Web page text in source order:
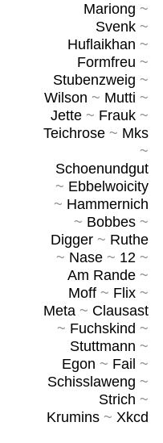
Mariong ~
Svenk~
Huflaikhan ~
Formfreu ~
Stubenzweig ~
Wilson ~ Mutti ~
Jette~ Frauk~
Teichrose~ Mks
~
Schoenundgut
~ Ebbelwoicity
~ Hammernich
~ Bobbes~
Digger~ Ruthe
~ Nase~ 12~
Am Rande~
Moff~ Flix~
Meta~ Clausast
~ Fuchskind ~
Stuttmann ~
Egon ~ Fail ~
Schisslaweng ~
Strich ~
Krumins~ Xkcd